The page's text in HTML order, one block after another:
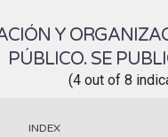
Y
PÚBLICO. SE
(4 out of 8
INDEX